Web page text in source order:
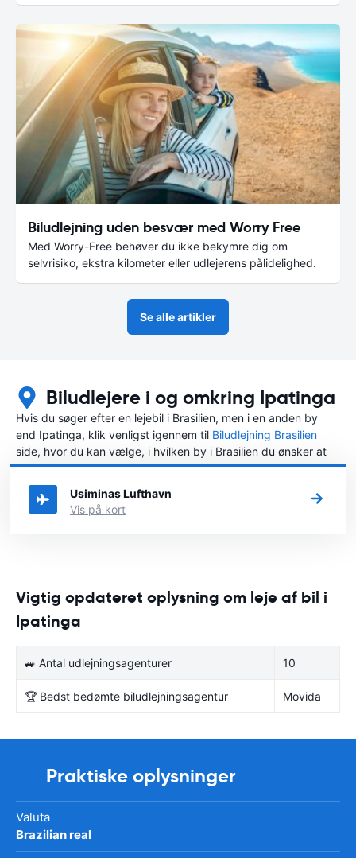
Biludlejning uden besvær med Worry Free
Med Worry-Free behøver du ikke bekymre dig om
selvrisiko, ekstra kilometer eller udlejerens pålidelighed.
Se alle artikler
Biludlejere i og omkring Ipatinga
Hvis du søger efter en lejebil i Brasilien, men i en anden by
end Ipatinga, klik venligst igennem til Biludlejning Brasilien
side, hvor du kan vælge, i hvilken by i Brasilien du ønsker at
leje en bil.
Usiminas Lufthavn
Vis på kort
Vigtig opdateret oplysning om leje af bil i
Ipatinga
🚙 Antal udlejningsagenturer 10
🏆 Bedst bedømte biludlejningsagentur Movida
Praktiske oplysninger
Valuta
Brazilian real